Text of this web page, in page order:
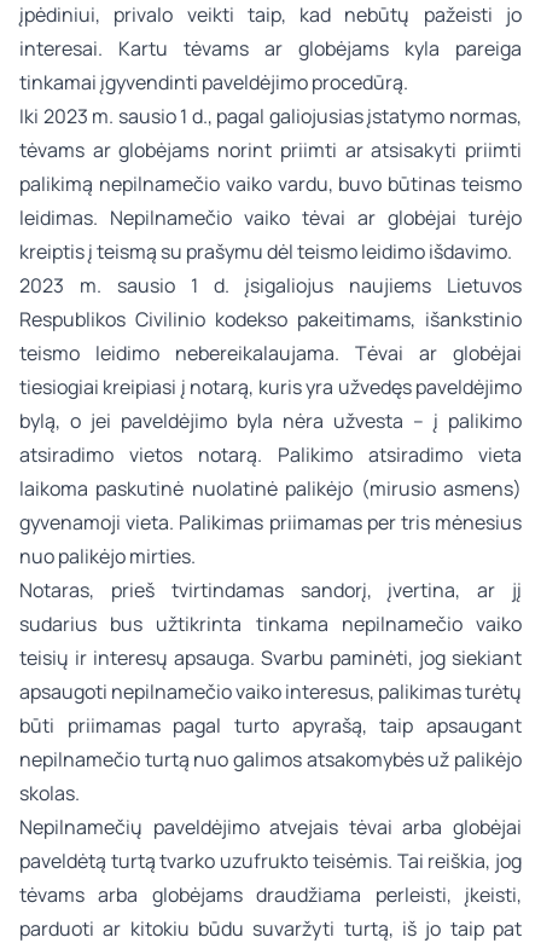
įpėdiniui, privalo veikti taip, kad nebūtų pažeisti jo
interesai. Kartu tėvams ar globėjams kyla pareiga
tinkamai įgyvendinti paveldėjimo procedūrą.
Iki 2023 m. sausio 1 d., pagal galiojusias įstatymo normas,
tėvams ar globėjams norint priimti ar atsisakyti priimti
palikimą nepilnamečio vaiko vardu, buvo būtinas teismo
leidimas. Nepilnamečio vaiko tėvai ar globėjai turėjo
kreiptis į teismą su prašymu dėl teismo leidimo išdavimo.
2023 m. sausio 1 d. įsigaliojus naujiems Lietuvos
Respublikos Civilinio kodekso pakeitimams, išankstinio
teismo leidimo nebereikalaujama. Tėvai ar globėjai
tiesiogiai kreipiasi į notarą, kuris yra užvedęs paveldėjimo
bylą, o jei paveldėjimo byla nėra užvesta – į palikimo
atsiradimo vietos notarą. Palikimo atsiradimo vieta
laikoma paskutinė nuolatinė palikėjo (mirusio asmens)
gyvenamoji vieta. Palikimas priimamas per tris mėnesius
nuo palikėjo mirties.
Notaras, prieš tvirtindamas sandorį, įvertina, ar jį
sudarius bus užtikrinta tinkama nepilnamečio vaiko
teisių ir interesų apsauga. Svarbu paminėti, jog siekiant
apsaugoti nepilnamečio vaiko interesus, palikimas turėtų
būti priimamas pagal turto apyrašą, taip apsaugant
nepilnamečio turtą nuo galimos atsakomybės už palikėjo
skolas.
Nepilnamečių paveldėjimo atvejais tėvai arba globėjai
paveldėtą turtą tvarko uzufrukto teisėmis. Tai reiškia, jog
tėvams arba globėjams draudžiama perleisti, įkeisti,
parduoti ar kitokiu būdu suvaržyti turtą, iš jo taip pat